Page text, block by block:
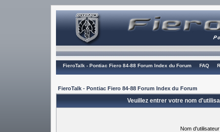
FieroTalk - Pontiac Fiero 84-88 Forum Index du Forum FAQ
FieroTalk - Pontiac Fiero 84-88 Forum Index du Forum
Veuillez entrer votre nom
Nom